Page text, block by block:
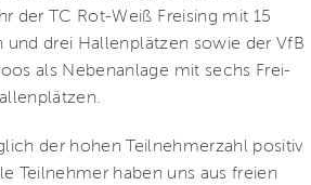
der TC Rot-Weiß Freising mit 15
und drei Hallenplätzen sowie der VfB
als Nebenanlage mit sechs Frei-
der hohen Teilnehmerzahl positiv
Teilnehmer haben uns aus freien